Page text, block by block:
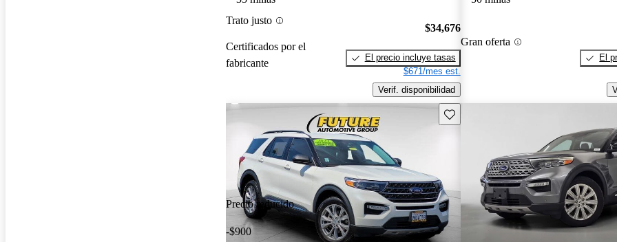
Trato justo
Certificados por el
fabricante
$34,676
El precio incluye tasas
$671/mes est.
Verif. disponibilidad
Gran oferta
El
Precio reducido
-$900
Guarda este Aviso